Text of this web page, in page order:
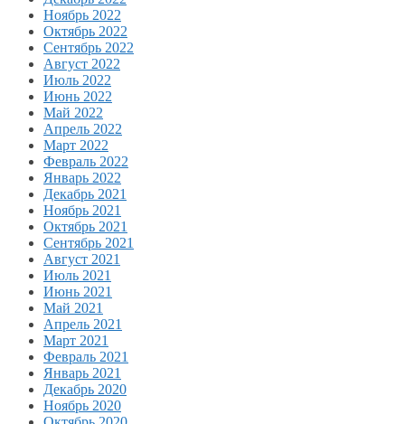
Ноябрь 2022
Октябрь 2022
Сентябрь 2022
Август 2022
Июль 2022
Июнь 2022
Май 2022
Апрель 2022
Март 2022
Февраль 2022
Январь 2022
Декабрь 2021
Ноябрь 2021
Октябрь 2021
Сентябрь 2021
Август 2021
Июль 2021
Июнь 2021
Май 2021
Апрель 2021
Март 2021
Февраль 2021
Январь 2021
Декабрь 2020
Ноябрь 2020